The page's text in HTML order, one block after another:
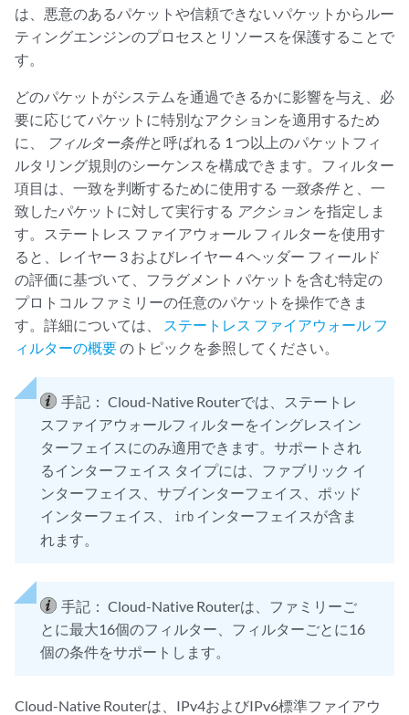
は、悪意のあるパケットや信頼できないパケットからルー
ティングエンジンのプロセスとリソースを保護することで
す。
どのパケットがシステムを通過できるかに影響を与え、必
要に応じてパケットに特別なアクションを適用するため
に、
フィルター条件と呼ばれる 1 つ以上のパケットフィ
ルタリング規則のシーケンスを構成できます。フィルター
項目は、一致を判断するために使用する 一致条件と、一
致したパケットに対して実行する アクションを指定しま
す。ステートレス ファイアウォール フィルターを使用す
ると、レイヤー 3 およびレイヤー 4 ヘッダー フィールド
の評価に基づいて、フラグメント パケットを含む特定の
プロトコル ファミリーの任意のパケットを操作できま
す。詳細については、
ステートレス ファイアウォール フ
ィルターの概要のトピックを参照してください。
手記： Cloud-Native Routerでは、ステートレ
スファイアウォールフィルターをイングレスイン
ターフェイスにのみ適用できます。サポートされ
るインターフェイス タイプには、ファブリック イ
ンターフェイス、サブインターフェイス、ポッド
インターフェイス、
irb インターフェイスが含ま
れます。
手記： Cloud-Native Routerは、ファミリーご
とに最大16個のフィルター、フィルターごとに16
個の条件をサポートします。
Cloud-Native Routerは、IPv4およびIPv6標準ファイアウ